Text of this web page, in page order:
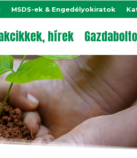
MSDS-ek & Engedélyokiratok
hírek